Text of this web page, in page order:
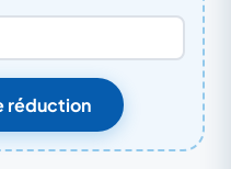
réduction